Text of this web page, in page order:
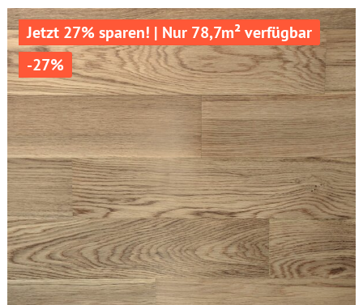
Jetzt 27% sparen! | Nur 78,7m² verfügbar
-27%